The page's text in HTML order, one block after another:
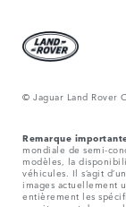
© Jaguar Land Rover
Remarque
mondiale de semi-
modèles, la
véhicules. Il s’agit
images actuellement
entièrement les